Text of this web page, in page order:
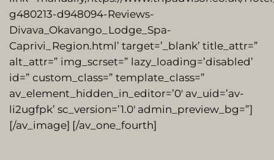
g480213-d948094-Reviews-
Divava_Okavango_Lodge_Spa-
Caprivi_Region.html’ target=’_blank’ title_attr=”
alt_attr=” img_scrset=” lazy_loading=’disabled’
id=” custom_class=” template_class=”
av_element_hidden_in_editor=’0′ av_uid=’av-
li2ugfpk’ sc_version=’1.0′ admin_preview_bg=”]
[/av_image] [/av_one_fourth]